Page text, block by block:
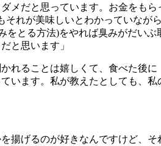
メだと思っています。お金をも
れが美味しいとわかっていな
をとる方法)をやれば臭みがだい
と思います」
れることは嬉しくて、食べた後
ます。私が教えたとしても、
揚げるのが好きなんですけど、